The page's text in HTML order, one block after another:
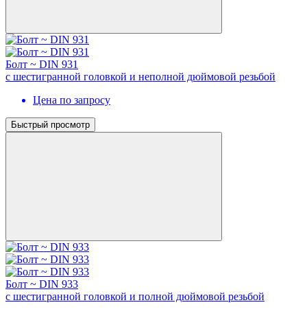
Болт ~ DIN 931
с шестигранной головкой и неполной дюймовой резьбой
Цена по запросу
Быстрый просмотр
Болт ~ DIN 933
с шестигранной головкой и полной дюймовой резьбой